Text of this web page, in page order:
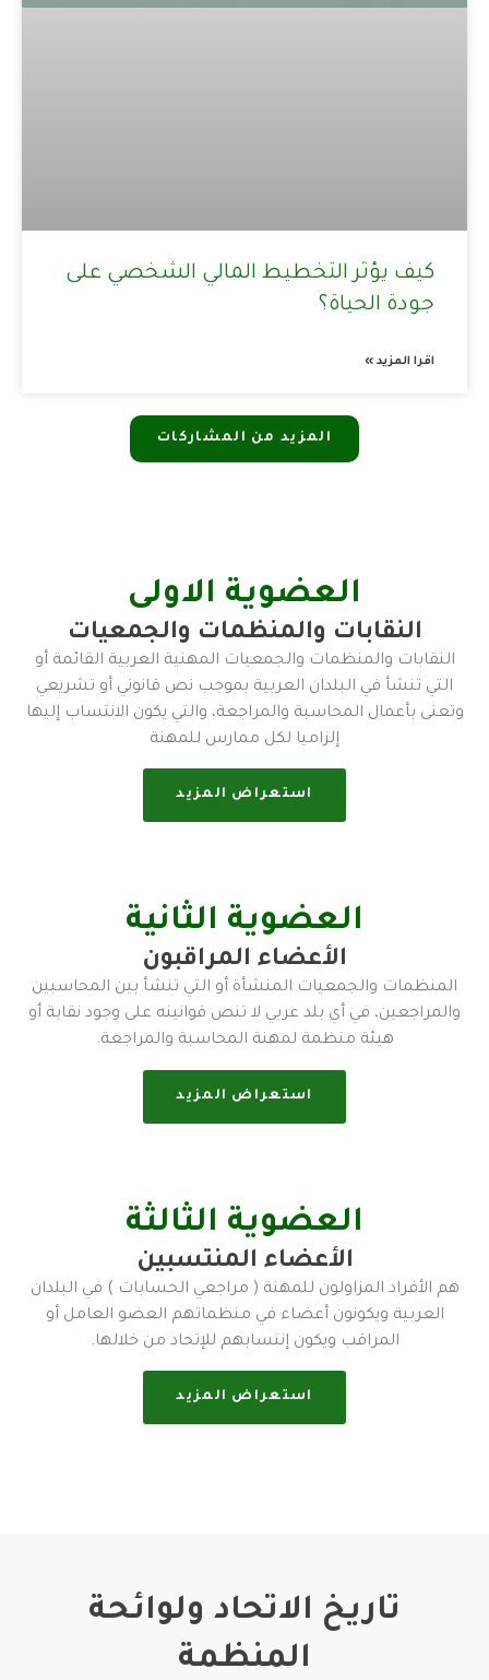
كيف يؤثر التخطيط المالي الشخصي على
جودة الحياة؟
اقرا المزيد »
المزيد من المشاركات
العضوية الاولى
النقابات والمنظمات والجمعيات
النقابات والمنظمات والجمعيات المهنية العربية القائمة أو
التي تنشأ في البلدان العربية بموجب نص قانوني أو تشريعي
وتعنى بأعمال المحاسبة والمراجعة، والتي يكون الانتساب إليها
إلزاميا لكل ممارس للمهنة
استعراض المزيد
العضوية الثانية
الأعضاء المراقبون
المنظمات والجمعيات المنشأة أو التي تنشأ بين المحاسبين
والمراجعين، في أي بلد عربي لا تنص قوانينه على وجود نقابة أو
هيئة منظمة لمهنة المحاسبة والمراجعة.
استعراض المزيد
العضوية الثالثة
الأعضاء المنتسبين
هم الأفراد المزاولون للمهنة ( مراجعي الحسابات ) في البلدان
العربية ويكونون أعضاء في منظماتهم العضو العامل أو
المراقب ويكون إنتسابهم للإتحاد من خلالها.
استعراض المزيد
تاريخ الاتحاد ولوائحة
المنظمة